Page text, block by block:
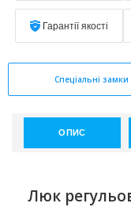
Гарантії якості
Спеціальні
ОПИС
Люк